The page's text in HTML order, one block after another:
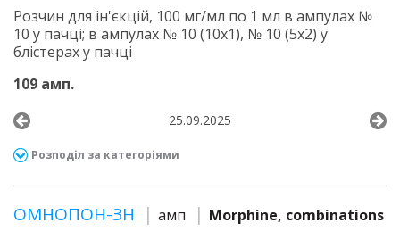
Розчин для ін'єкцій, 100 мг/мл по 1 мл в ампулах №
10 у пачці; в ампулах № 10 (10х1), № 10 (5х2) у
блістерах у пачці
109 амп.
25.09.2025
Розподіл за категоріями
ОМНОПОН-ЗН амп
Morphine, combinations